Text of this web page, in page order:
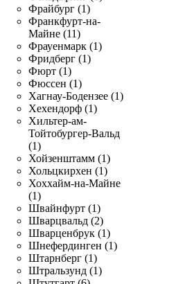
Фрайбург (1)
Франкфурт-на-
Майне (11)
Фрауенмарк (1)
Фридберг (1)
Фюрт (1)
Фюссен (1)
Хагнау-Бодензее (1)
Хехендорф (1)
Хильтер-ам-
Тойтобургер-Вальд
(1)
Хойзенштамм (1)
Хольцкирхен (1)
Хоххайм-на-Майне
(1)
Швайнфурт (1)
Шварцвальд (2)
Шварценбрук (1)
Шнефердинген (1)
Штарнберг (1)
Штральзунд (1)